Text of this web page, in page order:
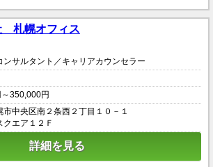
札幌オフィス
ンサルタント／キャリアカウンセラー
350,000円
市中央区南２条西２丁目１０－１
クエア１２Ｆ
詳細を見る